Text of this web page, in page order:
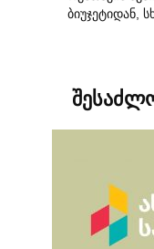
ბიუჯეტიდან,